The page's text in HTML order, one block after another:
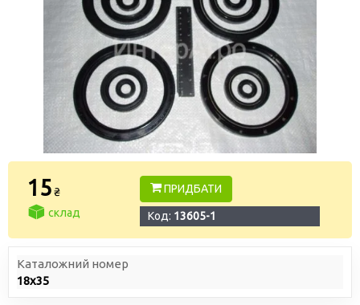
15₴
склад
ПРИДБАТИ
Код: 13605-1
Каталожний номер
18х35